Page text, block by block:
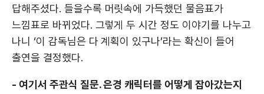
답해주셨다. 들을수록 머릿속에 가득했던 물음표가
느낌표로 바뀌었다. 그렇게 두 시간 정도 이야기를 나누고
나니 ‘이 감독님은 다 계획이 있구나’라는 확신이 들어
출연을 결정했다.
- 여기서 주관식 질문. 은경 캐릭터를 어떻게 잡아갔는지